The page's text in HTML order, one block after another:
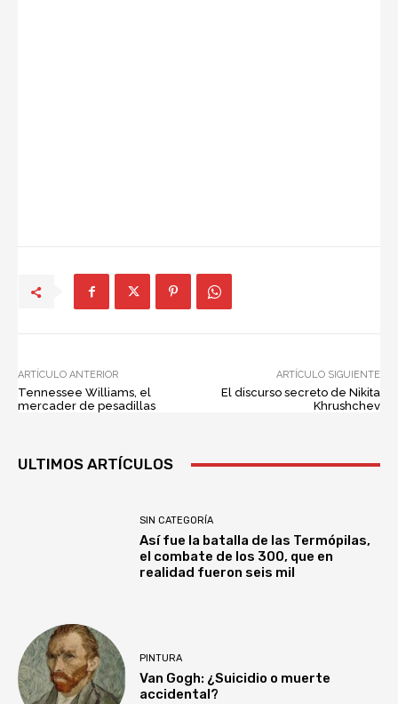
ARTÍCULO ANTERIOR
Tennessee Williams, el
mercader de pesadillas
ARTÍCULO SIGUIENTE
El discurso secreto de Nikita
Khrushchev
ULTIMOS ARTÍCULOS
SIN CATEGORÍA
Así fue la batalla de las Termópilas,
el combate de los 300, que en
realidad fueron seis mil
PINTURA
Van Gogh: ¿Suicidio o muerte
accidental?